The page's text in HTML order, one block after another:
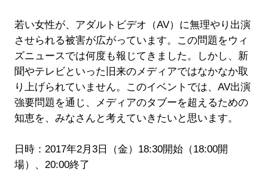
若い女性が、アダルトビデオ（AV）に無理やり出演
させられる被害が広がっています。この問題をウィ
ズニュースでは何度も報じてきました。しかし、新
聞やテレビといった旧来のメディアではなかなか取
り上げられていません。このイベントでは、AV出演
強要問題を通じ、メディアのタブーを超えるための
知恵を、みなさんと考えていきたいと思います。
日時：2017年2月3日（金）18:30開始（18:00開
場）、20:00終了